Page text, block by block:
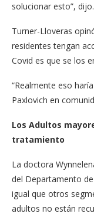
solucionar esto”, dijo.
Turner-Lloveras
residentes tengan
Covid es que se los
“Realmente eso
Paxlovich en
Los Adultos
tratamiento
La doctora
del Departamento
igual que otros
adultos no están